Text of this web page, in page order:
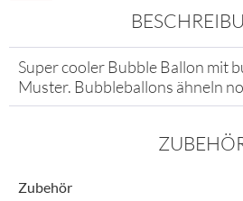
Super cooler Bubble Ballon mit
Muster. Bubbleballons ähneln
Zubehör